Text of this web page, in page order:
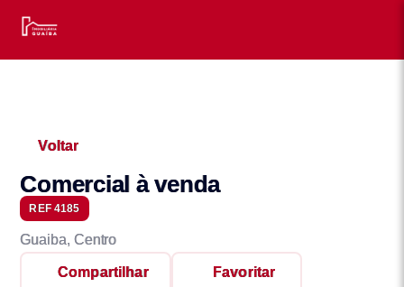
Voltar
Comercial à venda
REF 4185
Guaiba, Centro
Compartilhar Favoritar